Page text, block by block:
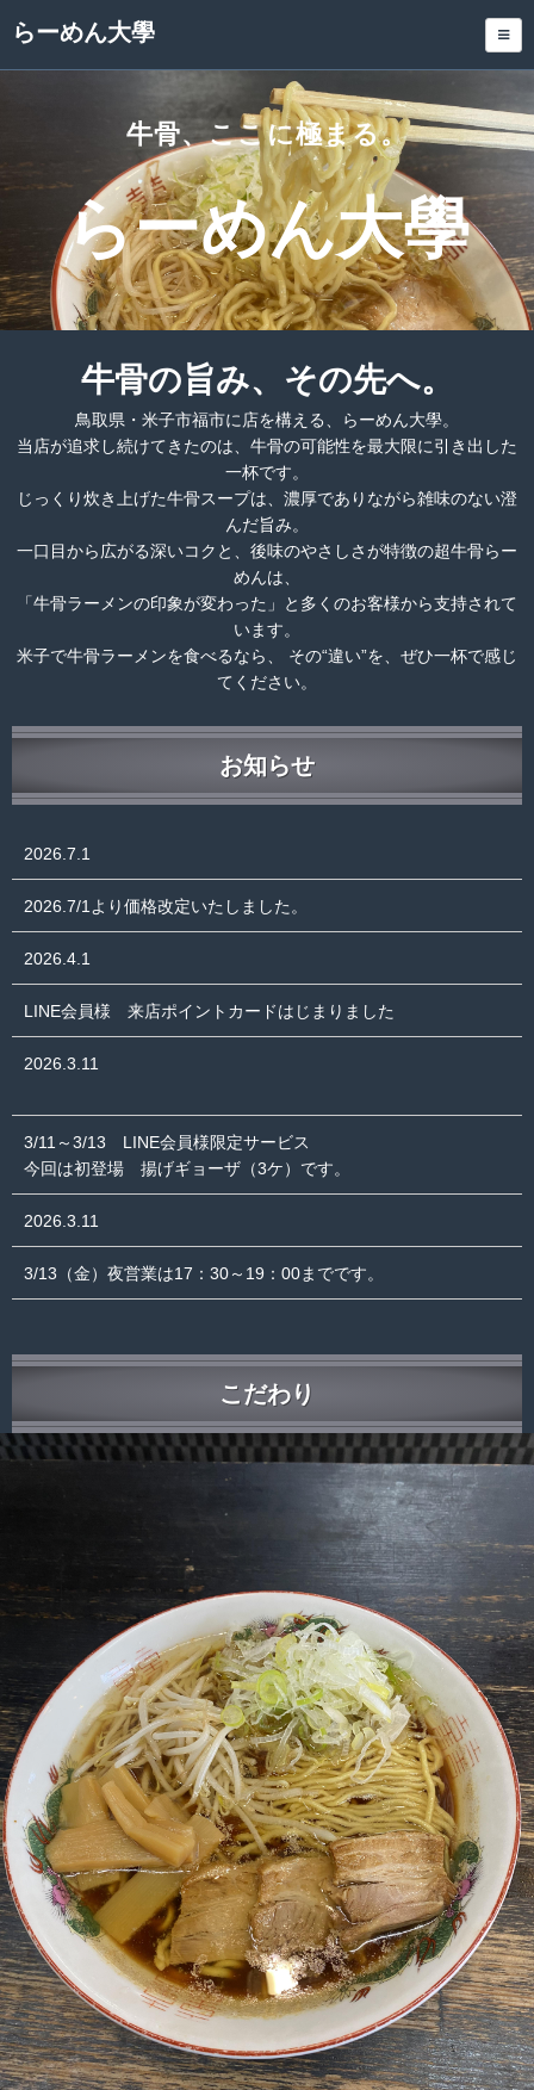
らーめん大學
牛骨、ここに極まる。
らーめん大學
牛骨の旨み、その先へ。
鳥取県・米子市福市に店を構える、らーめん大學。
当店が追求し続けてきたのは、牛骨の可能性を最大限に引き出した
一杯です。
じっくり炊き上げた牛骨スープは、濃厚でありながら雑味のない澄
んだ旨み。
一口目から広がる深いコクと、後味のやさしさが特徴の超牛骨らー
めんは、
「牛骨ラーメンの印象が変わった」と多くのお客様から支持されて
います。
米子で牛骨ラーメンを食べるなら、 その“違い”を、ぜひ一杯で感じ
てください。
お知らせ
2026.7.1
2026.7/1より価格改定いたしました。
2026.4.1
LINE会員様 来店ポイントカードはじまりました
2026.3.11
3/11～3/13 LINE会員様限定サービス
今回は初登場 揚げギョーザ（3ケ）です。
2026.3.11
3/13（金）夜営業は17：30～19：00までです。
こだわり